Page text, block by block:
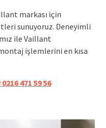
markası için
sunuyoruz. Deneyimli
ile Vaillant
işlemlerini en kısa
471 59 56